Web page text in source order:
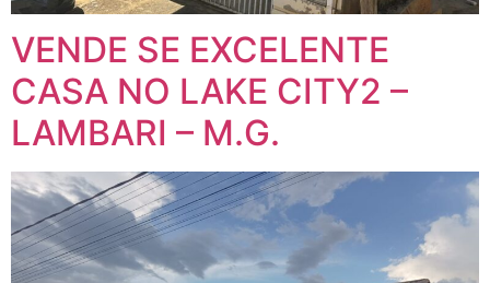
VENDE SE EXCELENTE
CASA NO LAKE CITY2 –
LAMBARI – M.G.